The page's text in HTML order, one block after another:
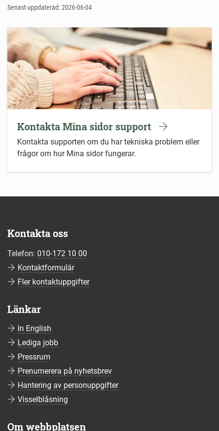
Senast uppdaterad: 2026-06-04
Kontakta Mina sidor support
Kontakta supporten om du har tekniska problem eller
frågor om hur Mina sidor fungerar.
Kontakta oss
Telefon: 010-172 10 00
Kontaktformulär
Fler kontaktuppgifter
Länkar
In English
Lediga jobb
Pressrum
Prenumerera på nyhetsbrev
Hantering av personuppgifter
Visselblåsning
Om webbplatsen